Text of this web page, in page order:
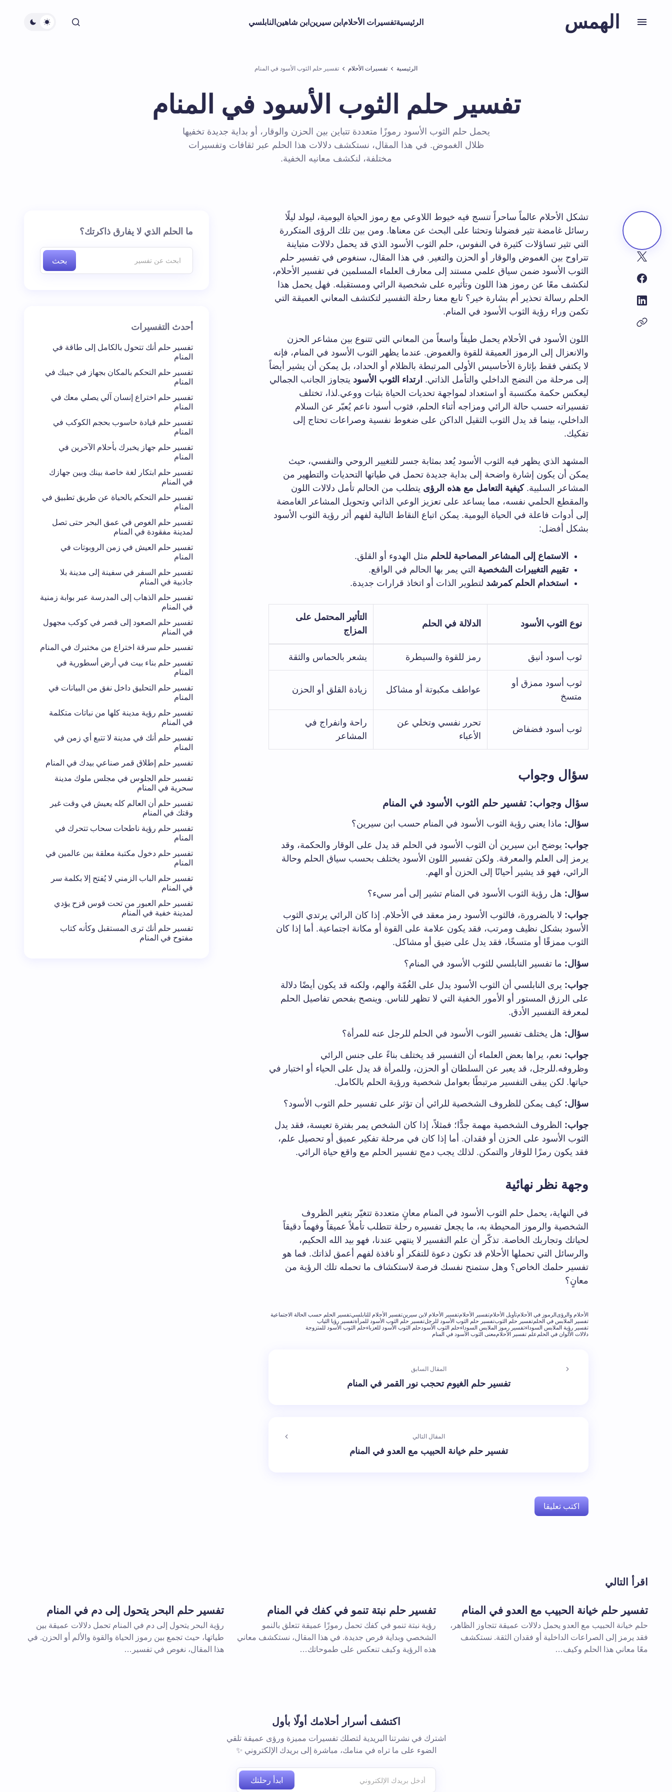
الهمس الرئيسيةتفسيرات الأحلام ابن سيرين ابن شاهين النابلسي
الرئيسية تفسيرات الأحلام تفسير حلم الثوب الأسود في المنام
تفسير حلم الثوب الأسود في المنام
يحمل حلم الثوب الأسود رموزًا متعددة تتباين بين الحزن والوقار، أو بداية جديدة تخفيها
ظلال الغموض. في هذا المقال، نستكشف دلالات هذا الحلم عبر ثقافات وتفسيرات
مختلفة، لنكشف معانيه الخفية.
تشكل الأحلام عالماً ساحراً تنسج فيه خيوط اللاوعي مع رموز الحياة اليومية، ليولد ليلًا
رسائل غامضة تثير فضولنا وتحثنا على البحث عن معناها. ومن بين تلك الرؤى المتكررة
التي تثير تساؤلات كثيرة في النفوس، حلم الثوب الأسود الذي قد يحمل دلالات متباينة
تتراوح بين الغموض والوقار أو الحزن والتغير. في هذا المقال، سنغوص في تفسير حلم
الثوب الأسود ضمن سياق علمي مستند إلى معارف العلماء المسلمين في تفسير الأحلام،
لنكشف معًا عن رموز هذا اللون وتأثيره على شخصية الرائي ومستقبله. فهل يحمل هذا
الحلم رسالة تحذير أم بشارة خير؟ تابع معنا رحلة التفسير لتكتشف المعاني العميقة التي
تكمن وراء رؤية الثوب الأسود في المنام.
اللون الأسود في الأحلام يحمل طيفاً واسعاً من المعاني التي تتنوع بين مشاعر الحزن
والانعزال إلى الرموز العميقة للقوة والغموض. عندما يظهر الثوب الأسود في المنام، فإنه
لا يكتفي فقط بإثارة الأحاسيس الأولى المرتبطة بالظلام أو الحداد، بل يمكن أن يشير أيضاً
إلى مرحلة من النضج الداخلي والتأمل الذاتي. ارتداء الثوب الأسود يتجاوز الجانب الجمالي
ليعكس حكمة مكتسبة أو استعداد لمواجهة تحديات الحياة بثبات ووعي.لذا، تختلف
تفسيراته حسب حالة الرائي ومزاجه أثناء الحلم، فثوب أسود ناعم يُعبّر عن السلام
الداخلي، بينما قد يدل الثوب الثقيل الداكن على ضغوط نفسية وصراعات تحتاج إلى
تفكيك.
المشهد الذي يظهر فيه الثوب الأسود يُعد بمثابة جسر للتغيير الروحي والنفسي، حيث
يمكن أن يكون إشارة واضحة إلى بداية جديدة تحمل في طياتها التحديات والتطهير من
المشاعر السلبية.كيفية التعامل مع هذه الرؤى يتطلب من الحالم تأمل دلالات اللون
والمقطع الحلمي نفسه، مما يساعد على تعزيز الوعي الذاتي وتحويل المشاعر الغامضة
إلى أدوات فاعلة في الحياة اليومية. يمكن اتباع النقاط التالية لفهم أثر رؤية الثوب الأسود
بشكل أفضل:
الاستماع إلى المشاعر المصاحبة للحلم مثل الهدوء أو القلق.
تقييم التغييرات الشخصية التي يمر بها الحالم في الواقع.
استخدام الحلم كمرشد لتطوير الذات أو اتخاذ قرارات جديدة.
نوع الثوب الأسود الدلالة في الحلم
التأثير المحتمل على
المزاج
ثوب أسود أنيق رمز للقوة والسيطرة يشعر بالحماس والثقة
ثوب أسود ممزق أو
متسخ
عواطف مكبوتة أو مشاكل زيادة القلق أو الحزن
ثوب أسود فضفاض
تحرر نفسي وتخلي عن
الأعباء
راحة وانفراج في
المشاعر
سؤال وجواب
سؤال وجواب: تفسير حلم الثوب الأسود في المنام
سؤال: ماذا يعني رؤية الثوب الأسود في المنام حسب ابن سيرين؟
جواب: يوضح ابن سيرين أن الثوب الأسود في الحلم قد يدل على الوقار والحكمة، وقد
يرمز إلى العلم والمعرفة. ولكن تفسير اللون الأسود يختلف بحسب سياق الحلم وحالة
الرائي، فهو قد يشير أحيانًا إلى الحزن أو الهم.
سؤال: هل رؤية الثوب الأسود في المنام تشير إلى أمر سيء؟
جواب: لا بالضرورة، فالثوب الأسود رمز معقد في الأحلام. إذا كان الرائي يرتدي الثوب
الأسود بشكل نظيف ومرتب، فقد يكون علامة على القوة أو مكانة اجتماعية. أما إذا كان
الثوب ممزقًا أو متسخًا، فقد يدل على ضيق أو مشاكل.
سؤال: ما تفسير النابلسي للثوب الأسود في المنام؟
جواب: يرى النابلسي أن الثوب الأسود يدل على الغُمّة والهم، ولكنه قد يكون أيضًا دلالة
على الرزق المستور أو الأمور الخفية التي لا تظهر للناس. وينصح بفحص تفاصيل الحلم
لمعرفة التفسير الأدق.
سؤال: هل يختلف تفسير الثوب الأسود في الحلم للرجل عنه للمرأة؟
جواب: نعم، يراها بعض العلماء أن التفسير قد يختلف بناءً على جنس الرائي
وظروفه.للرجل، قد يعبر عن السلطان أو الحزن، وللمرأة قد يدل على الحياء أو اختبار في
حياتها. لكن يبقى التفسير مرتبطًا بعوامل شخصية ورؤية الحلم بالكامل.
سؤال: كيف يمكن للظروف الشخصية للرائي أن تؤثر على تفسير حلم الثوب الأسود؟
جواب: الظروف الشخصية مهمة جدًّا؛ فمثلاً، إذا كان الشخص يمر بفترة تعيسة، فقد يدل
الثوب الأسود على الحزن أو فقدان. أما إذا كان في مرحلة تفكير عميق أو تحصيل علم،
فقد يكون رمزًا للوقار والتمكن. لذلك يجب دمج تفسير الحلم مع واقع حياة الرائي.
وجهة نظر نهائية
في النهاية، يحمل حلم الثوب الأسود في المنام معانٍ متعددة تتغيّر بتغير الظروف
الشخصية والرموز المحيطة به، ما يجعل تفسيره رحلة تتطلب تأملاً عميقاً وفهماً دقيقاً
لحياتك وتجاربك الخاصة. تذكّر أن علم التفسير لا ينتهي عندنا، فهو بيد الله الحكيم،
والرسائل التي تحملها الأحلام قد تكون دعوة للتفكر أو نافذة لفهم أعمق لذاتك. فما هو
تفسير حلمك الخاص؟ وهل ستمنح نفسك فرصة لاستكشاف ما تحمله تلك الرؤية من
معانٍ؟
الأحلام والرؤىالرموز في الأحلامتأويل الأحلامتفسير الأحلامتفسير الأحلام لابن سيرينتفسير الأحلام للنابلسيتفسير الحلم حسب الحالة الاجتماعية
تفسير الملابس في الحلمتفسير حلم الثوبتفسير حلم الثوب الأسود للرجلتفسير حلم الثوب الأسود للمرأةتفسير رؤيا الثياب
تفسير رؤية الملابس السوداءتفسير رموز الملابس السوداءحلم الثوب الأسود حلم الثوب الأسود للعزباءحلم الثوب الأسود للمتزوجة
دلالات الألوان في الحلم علم تفسير الأحلاممعنى الثوب الأسود في المنام
المقال السابق
تفسير حلم الغيوم تحجب نور القمر في المنام
المقال التالي
تفسير حلم خيانة الحبيب مع العدو في المنام
اكتب تعليقا
تعليقك *
ما الحلم الذي لا يفارق ذاكرتك؟
بحث
أحدث التفسيرات
تفسير حلم أنك تتحول بالكامل إلى طاقة في
المنام
تفسير حلم التحكم بالمكان بجهاز في جيبك في
المنام
تفسير حلم اختراع إنسان آلي يصلي معك في
المنام
تفسير حلم قيادة حاسوب بحجم الكوكب في
المنام
تفسير حلم جهاز يخبرك بأحلام الآخرين في
المنام
تفسير حلم ابتكار لغة خاصة بينك وبين جهازك
في المنام
تفسير حلم التحكم بالحياة عن طريق تطبيق في
المنام
تفسير حلم الغوص في عمق البحر حتى تصل
لمدينة مفقودة في المنام
تفسير حلم العيش في زمن الروبوتات في
المنام
تفسير حلم السفر في سفينة إلى مدينة بلا
جاذبية في المنام
تفسير حلم الذهاب إلى المدرسة عبر بوابة زمنية
في المنام
تفسير حلم الصعود إلى قصر في كوكب مجهول
في المنام
تفسير حلم سرقة اختراع من مختبرك في المنام
تفسير حلم بناء بيت في أرض أسطورية في
المنام
تفسير حلم التحليق داخل نفق من البيانات في
المنام
تفسير حلم رؤية مدينة كلها من نباتات متكلمة
في المنام
تفسير حلم أنك في مدينة لا تتبع أي زمن في
المنام
تفسير حلم إطلاق قمر صناعي بيدك في المنام
تفسير حلم الجلوس في مجلس ملوك مدينة
سحرية في المنام
تفسير حلم أن العالم كله يعيش في وقت غير
وقتك في المنام
تفسير حلم رؤية ناطحات سحاب تتحرك في
المنام
تفسير حلم دخول مكتبة معلقة بين عالمين في
المنام
تفسير حلم الباب الزمني لا يُفتح إلا بكلمة سر
في المنام
تفسير حلم العبور من تحت قوس قزح يؤدي
لمدينة خفية في المنام
تفسير حلم أنك ترى المستقبل وكأنه كتاب
مفتوح في المنام
اقرأ التالي
تفسير حلم خيانة الحبيب مع العدو في المنام
حلم خيانة الحبيب مع العدو يحمل دلالات عميقة تتجاوز الظاهر،
فقد يرمز إلى الصراعات الداخلية أو فقدان الثقة. نستكشف
معًا معاني هذا الحلم وكيف…
تفسير حلم نبتة تنمو في كفك في المنام
رؤية نبتة تنمو في كفك تحمل رموزًا عميقة تتعلق بالنمو
الشخصي وبداية فرص جديدة. في هذا المقال، نستكشف معاني
هذه الرؤية وكيف تنعكس على طموحاتك…
تفسير حلم البحر يتحول إلى دم في المنام
رؤية البحر يتحول إلى دم في المنام تحمل دلالات عميقة بين
طياتها، حيث تجمع بين رموز الحياة والقوة والألم أو الحزن. في
هذا المقال، نغوص في تفسير…
اكتشف أسرار أحلامك أولًا بأول
اشترك في نشرتنا البريدية لتصلك تفسيرات مميزة ورؤى عميقة تلقي
الضوء على ما تراه في منامك، مباشرة إلى بريدك الإلكتروني ✨
ابدأ رحلتك